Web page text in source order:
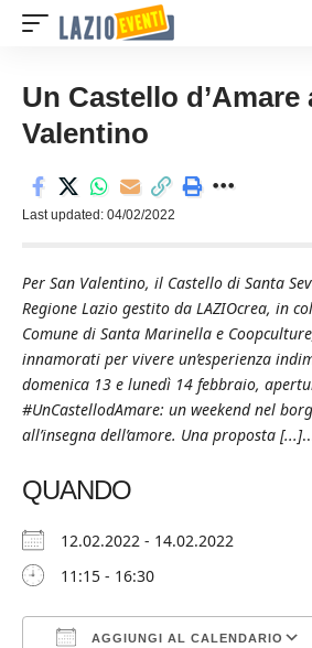
Un Castello d’Amare
Valentino
Last updated: 04/02/2022
Per San Valentino, il Castello di Santa
Regione Lazio gestito da LAZIOcrea, in
Comune di Santa Marinella e
innamorati per vivere un’esperienza
domenica 13 e lunedì 14 febbraio,
#UnCastellodAmare: un weekend nel
all’insegna dell’amore. Una proposta [...]
QUANDO
12.02.2022 - 14.02.2022
11:15 - 16:30
AGGIUNGI AL CALENDARIO